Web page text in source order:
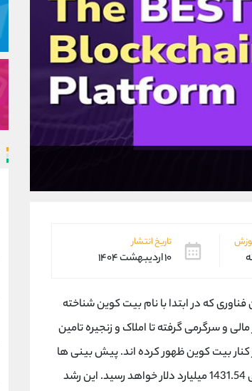
تاریخ انتشار
۱۰ اردیبهشت ۱۴۰۴
که در ابتدا با نام بیت کوین شناخته
و سرگرمی گرفته تا املاک و زنجیره تامین
کنار بیت کوین ظهور کرده اند. پیش بینی ها
نشان می دهد که تا سال 2030، ارزش بازار بلاک چین به رقم نجومی 1431.54 میلیارد دلار خواهد رسید. این رشد